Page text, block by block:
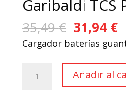
Garibaldi TCS
35,49€ El
precio
era:
35,49 €.
31,94 €El
Cargador baterías
Añadir al